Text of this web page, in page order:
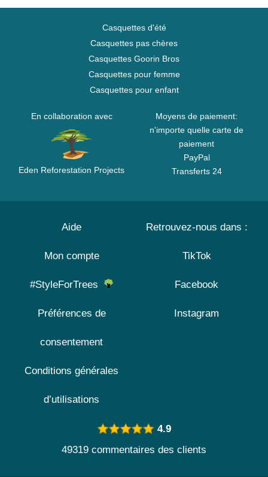
Casquettes d'été
Casquettes pas chères
Casquettes Goorin Bros
Casquettes pour femme
Casquettes pour enfant
En collaboration avec
Eden Reforestation Projects
Moyens de paiement:
n'importe quelle carte de
paiement
PayPal
Transferts 24
Aide
Mon compte
#StyleForTrees
Préférences de
consentement
Conditions générales
d’utilisations
Retrouvez-nous dans :
TikTok
Facebook
Instagram
4.9
49319 commentaires des clients